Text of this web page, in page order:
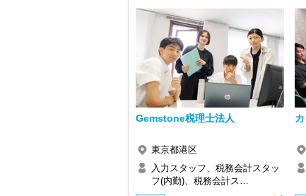
Gemstone税理士法人
東京都港区
入力スタッフ、税務会計スタッ
フ(内勤)、税務会計ス…